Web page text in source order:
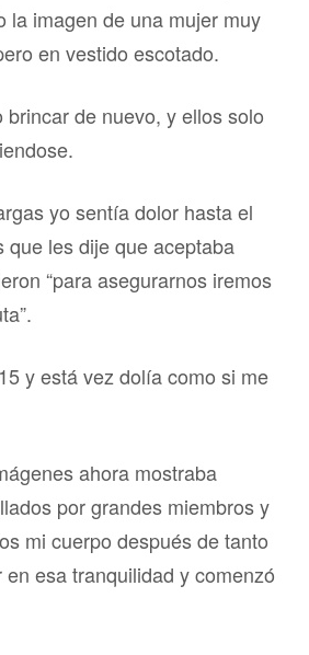
la imagen de una mujer muy
en vestido escotado.
brincar de nuevo, y ellos solo
yo sentía dolor hasta el
que les dije que aceptaba
“para asegurarnos iremos
y está vez dolía como si me
ahora mostraba
por grandes miembros y
mi cuerpo después de tanto
esa tranquilidad y comenzó